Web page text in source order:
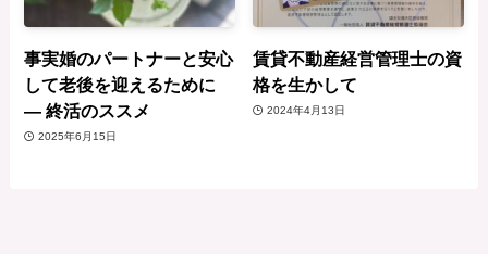
事実婚のパートナーと安心
して老後を迎えるために
― 終活のススメ
2025年6月15日
賃貸不動産経営管理士の資
格を生かして
2024年4月13日